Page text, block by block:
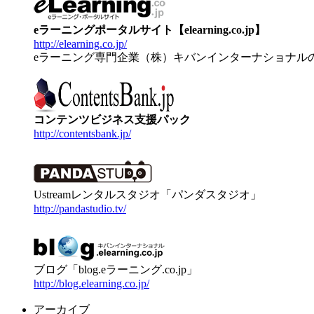
eラーニングポータルサイト【elearning.co.jp】
http://elearning.co.jp/
eラーニング専門企業（株）キバンインターナショナル
コンテンツビジネス支援パック
http://contentsbank.jp/
Ustreamレンタルスタジオ「パンダスタジオ」
http://pandastudio.tv/
ブログ「blog.eラーニング.co.jp」
http://blog.elearning.co.jp/
アーカイブ